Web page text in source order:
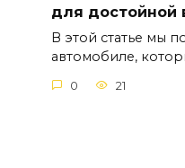
для достойной
В этой статье мы
автомобиле,
0 21